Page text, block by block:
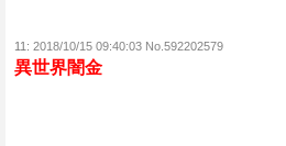
11: 2018/10/15 09:40:03 No.592202579
異世界闇金